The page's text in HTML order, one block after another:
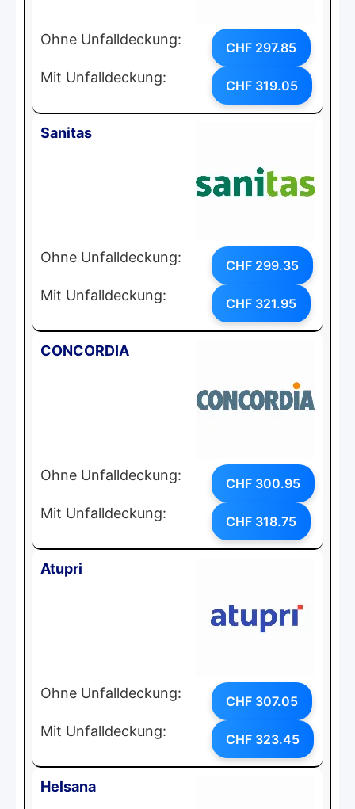
Ohne Unfalldeckung: CHF 297.85
Mit Unfalldeckung: CHF 319.05
Sanitas
Ohne Unfalldeckung: CHF 299.35
Mit Unfalldeckung: CHF 321.95
CONCORDIA
Ohne Unfalldeckung: CHF 300.95
Mit Unfalldeckung: CHF 318.75
Atupri
Ohne Unfalldeckung: CHF 307.05
Mit Unfalldeckung: CHF 323.45
Helsana